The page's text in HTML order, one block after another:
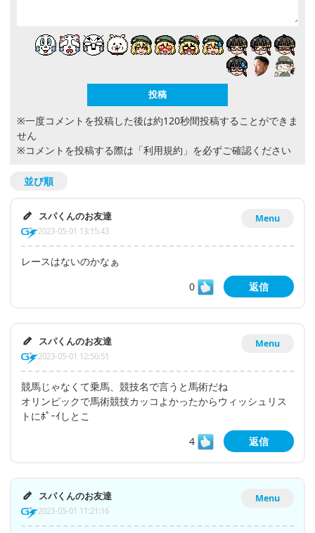
※一度コメントを投稿した後は約120秒間投稿することができま
せん
※コメントを投稿する際は 「利用規約」 を必ずご確認ください
並び順
Menu
スパくんのお友達
2023-05-01 13:15:43
レースはないのかなぁ
0
返信
Menu
スパくんのお友達
2023-05-01 12:50:51
競馬じゃなくて乗馬、競技名で言うと馬術だね
オリンピックで馬術競技カッコよかったからウィッシュリス
トにﾎﾟｰｲしとこ
4
返信
Menu
スパくんのお友達
2023-05-01 11:21:16